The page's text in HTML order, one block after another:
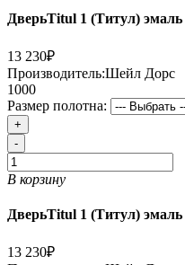
ДверьTitul 1 (Титул) эмаль
13 230₽
Производитель:Шейл Дорс
1000
Размер полотна:
+
-
В корзину
ДверьTitul 1 (Титул)
13 230₽